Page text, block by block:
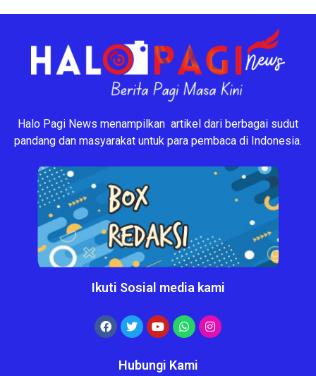
Halo Pagi News menampilkan artikel dari berbagai sudut
pandang dan masyarakat untuk para pembaca di Indonesia.
Ikuti Sosial media kami
Hubungi Kami